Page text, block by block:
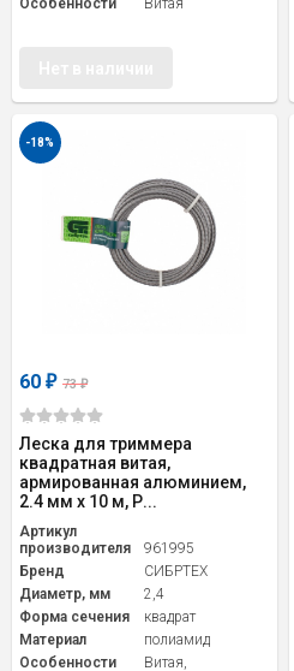
Особенности
Витая
-18%
60 ₽ 73₽
Леска для триммера
квадратная витая,
армированная алюминием,
2.4 мм х 10 м, Р...
Артикул
производителя
961995
Бренд
СИБРТЕХ
Диаметр, мм
2,4
Форма сечения
квадрат
Материал
полиамид
Особенности
Витая,